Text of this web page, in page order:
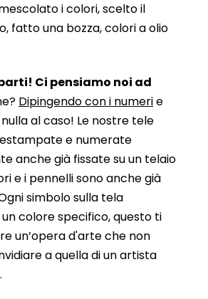
i colori, scelto il
fatto una bozza, colori a olio
Ci pensiamo noi ad
Dipingendo con i numerie
al caso! Le nostre tele
e numerate
anche già fissate su un telaio
e i pennelli sono anche già
simbolo sulla tela
colore specifico, questo ti
un’opera d'arte che non
a quella di un artista